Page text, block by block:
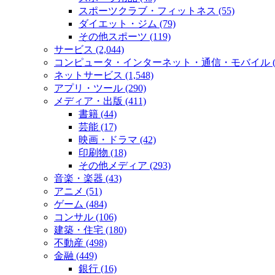
スポーツクラブ・フィットネス (55)
ダイエット・ジム (79)
その他スポーツ (119)
サービス (2,044)
コンピュータ・インターネット・通信・モバイル
ネットサービス (1,548)
アプリ・ツール (290)
メディア・出版 (411)
書籍 (44)
芸能 (17)
映画・ドラマ (42)
印刷物 (18)
その他メディア (293)
音楽・楽器 (43)
アニメ (51)
ゲーム (484)
コンサル (106)
建築・住宅 (180)
不動産 (498)
金融 (449)
銀行 (16)